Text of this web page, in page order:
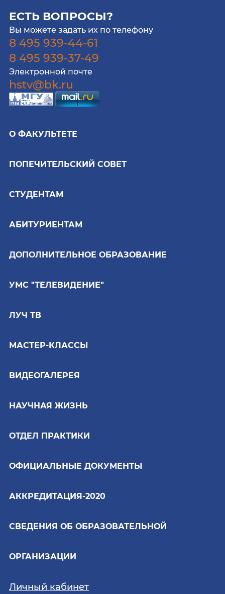
ЕСТЬ ВОПРОСЫ?
Вы можете задать их по телефону
8 495 939-44-61
8 495 939-37-49
Электронной почте
hstv@bk.ru
О ФАКУЛЬТЕТЕ
ПОПЕЧИТЕЛЬСКИЙ СОВЕТ
СТУДЕНТАМ
АБИТУРИЕНТАМ
ДОПОЛНИТЕЛЬНОЕ ОБРАЗОВАНИЕ
УМС "ТЕЛЕВИДЕНИЕ"
ЛУЧ ТВ
МАСТЕР-КЛАССЫ
ВИДЕОГАЛЕРЕЯ
НАУЧНАЯ ЖИЗНЬ
ОТДЕЛ ПРАКТИКИ
ОФИЦИАЛЬНЫЕ ДОКУМЕНТЫ
АККРЕДИТАЦИЯ-2020
СВЕДЕНИЯ ОБ ОБРАЗОВАТЕЛЬНОЙ
ОРГАНИЗАЦИИ
Личный кабинет